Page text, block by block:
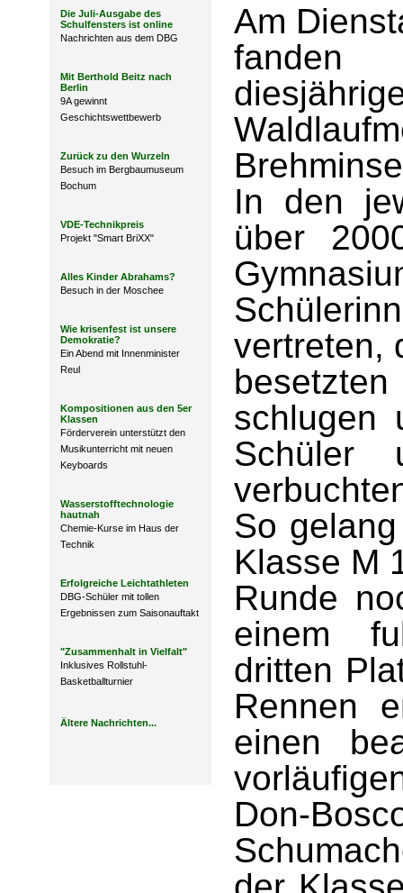
Die Juli-Ausgabe des
Schulfensters ist online
Nachrichten aus dem DBG
Mit Berthold Beitz nach
Berlin
9A gewinnt
Geschichtswettbewerb
Zurück zu den Wurzeln
Besuch im Bergbaumuseum
Bochum
VDE-Technikpreis
Projekt "Smart BriXX"
Alles Kinder Abrahams?
Besuch in der Moschee
Wie krisenfest ist unsere
Demokratie?
Ein Abend mit Innenminister
Reul
Kompositionen aus den 5er
Klassen
Förderverein unterstützt den
Musikunterricht mit neuen
Keyboards
Wasserstofftechnologie
hautnah
Chemie-Kurse im Haus der
Technik
Erfolgreiche Leichtathleten
DBG-Schüler mit tollen
Ergebnissen zum Saisonauftakt
"Zusammenhalt in Vielfalt"
Inklusives Rollstuhl-
Basketballturnier
Ältere Nachrichten...
Am
fanden
In den
über
vertreten,
schlugen
Schüler
So
Klasse M
Runde
einem
dritten
Rennen
einen
Don-